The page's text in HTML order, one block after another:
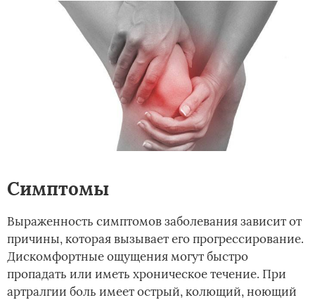
Симптомы
Выраженность симптомов заболевания зависит от
причины, которая вызывает его прогрессирование.
Дискомфортные ощущения могут быстро
пропадать или иметь хроническое течение. При
артралгии боль имеет острый, колющий, ноющий